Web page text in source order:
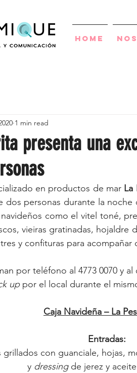
Home
presenta una
1 min read
en productos de mar La
dos personas durante la
como el vitel toné,
vieiras gratinadas, hojaldre
y confituras para
por teléfono al 4773 0070 y al
up por el local durante el
Caja Navideña – La
Entradas:
grillados con guanciale, hojas,
y dressing de jerez y